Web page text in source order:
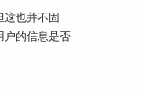
也并不固
户的信息是否